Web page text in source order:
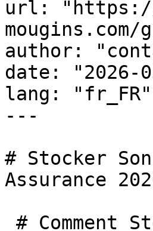
url: "https://
author:
date: "2026-
lang: "fr_FR"
---
# Stocker
Assurance